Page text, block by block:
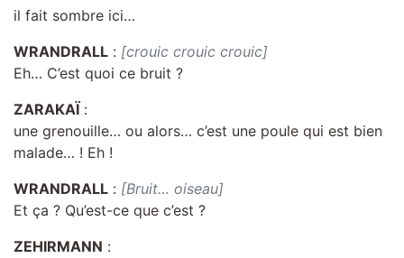
il fait sombre ici…
WRANDRALL : [crouic crouic crouic]
Eh… C’est quoi ce bruit ?
ZARAKAÏ :
une grenouille… ou alors… c’est une poule qui est bien
malade… ! Eh !
WRANDRALL : [Bruit… oiseau]
Et ça ? Qu’est-ce que c’est ?
ZEHIRMANN :